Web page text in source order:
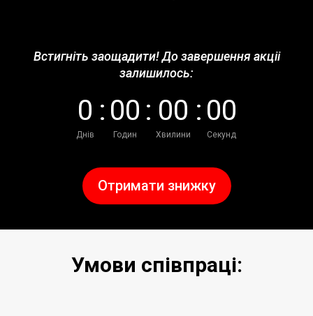
Встигніть заощадити! До завершення акціі
залишилось:
0
Днів
: 00
Годин
: 00
Хвилини
: 00
Секунд
Отримати знижку
Умови співпраці: